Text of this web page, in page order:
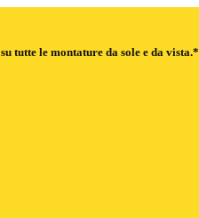
su tutte le montature da sole e da vista.*